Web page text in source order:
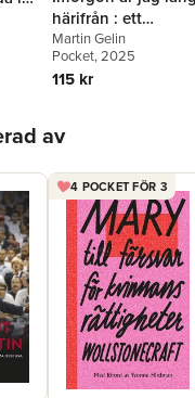
härifrån : ett
avskedsbrev till
Martin Gelin
Pocket, 2025
115 kr
av
4 POCKET FÖR 3